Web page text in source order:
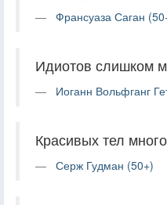
Франсуаза Саган
Идиотов слишком
Иоганн Вольфганг
Красивых тел
Серж Гудман (50+)